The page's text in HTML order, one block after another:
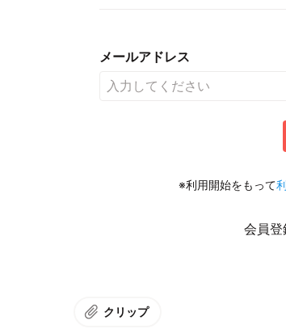
メールアドレス
※利用開始をもって
会員
クリップ